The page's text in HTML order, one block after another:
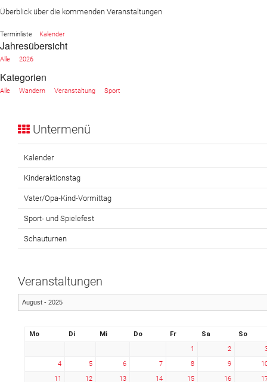
Website
Überblick über die kommenden Veranstaltungen
Terminliste Kalender
Jahresübersicht
Alle 2026
Kategorien
Alle Wandern Veranstaltung Sport
Untermenü
Kalender
Kinderaktionstag
Vater/Opa-Kind-Vormittag
Sport- und Spielefest
Schauturnen
Veranstaltungen
Mo Di Mi Do Fr Sa
So
1
2
4
5 6 7 8 9
11
12 13 14 15 16